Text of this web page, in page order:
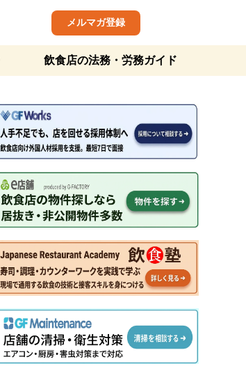
メルマガ登録
飲食店の法務・労務ガイド